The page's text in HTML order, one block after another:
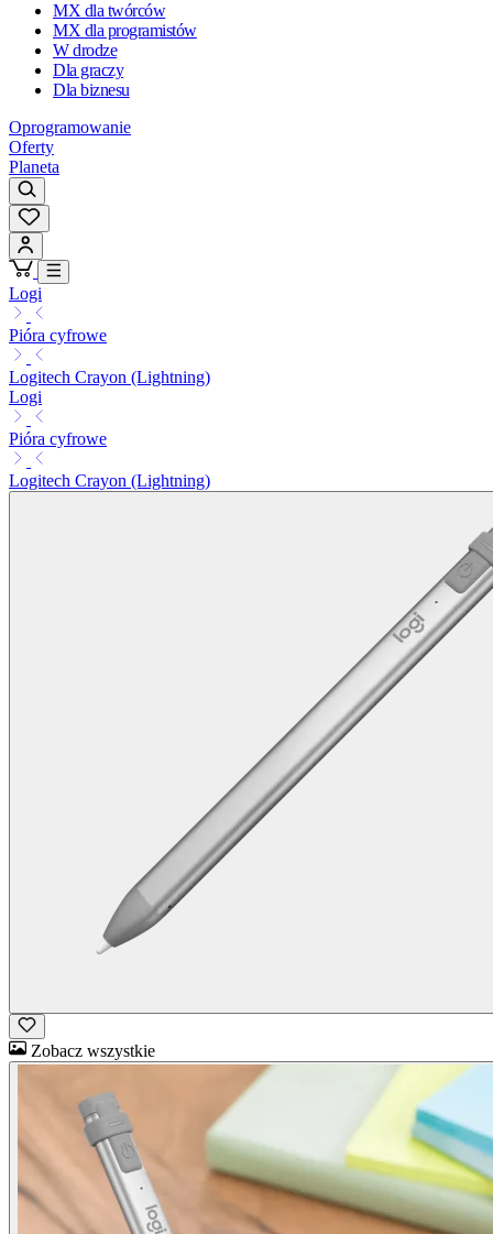
MX dla twórców
MX dla programistów
W drodze
Dla graczy
Dla biznesu
Oprogramowanie
Oferty
Planeta
Logi
Pióra cyfrowe
Logitech Crayon (Lightning)
Logi
Pióra cyfrowe
Logitech Crayon (Lightning)
Zobacz wszystkie